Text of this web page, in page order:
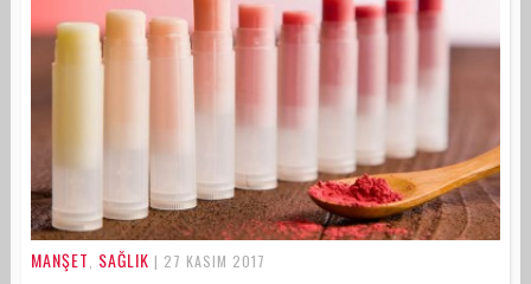
MANŞET SAĞLIK | 27 KASIM 2017